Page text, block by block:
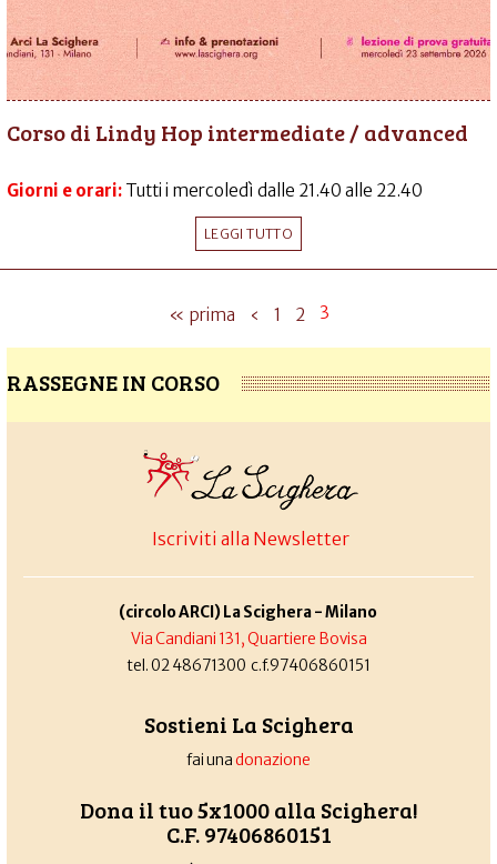
Corso di Lindy Hop intermediate / advanced
Giorni e orari: Tutti i mercoledì dalle 21.40 alle 22.40
LEGGI TUTTO
« prima ‹ 1 2 3
RASSEGNE IN CORSO
Iscriviti alla Newsletter
(circolo ARCI) La Scighera - Milano
Via Candiani 131, Quartiere Bovisa
tel. 02 48671300 c.f.97406860151
Sostieni La Scighera
fai unadonazione
Dona il tuo 5x1000 alla Scighera!
C.F. 97406860151